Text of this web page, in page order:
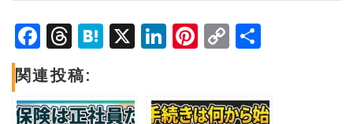
Facebook
Threads
Hatena
X LinkedIn
Pinterest
Copy
関連投稿: